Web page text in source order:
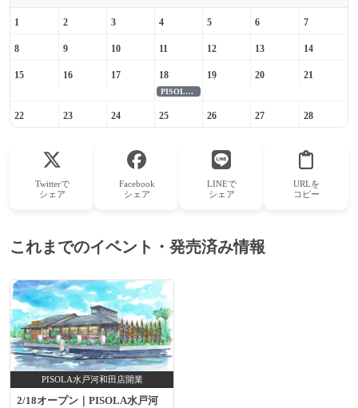
1 2 3 4 5 6 7
8 9 10 11 12 13 14
15 16 17 18 19 20 21
PISOLA水戸河和田店開業
22 23 24 25 26 27 28
Twitterで
シェア
Facebook
シェア
LINEで
シェア
URLを
コピー
これまでのイベント・発売済み情報
PISOLA水戸河和田店開業
2/18オープン｜PISOLA水戸河